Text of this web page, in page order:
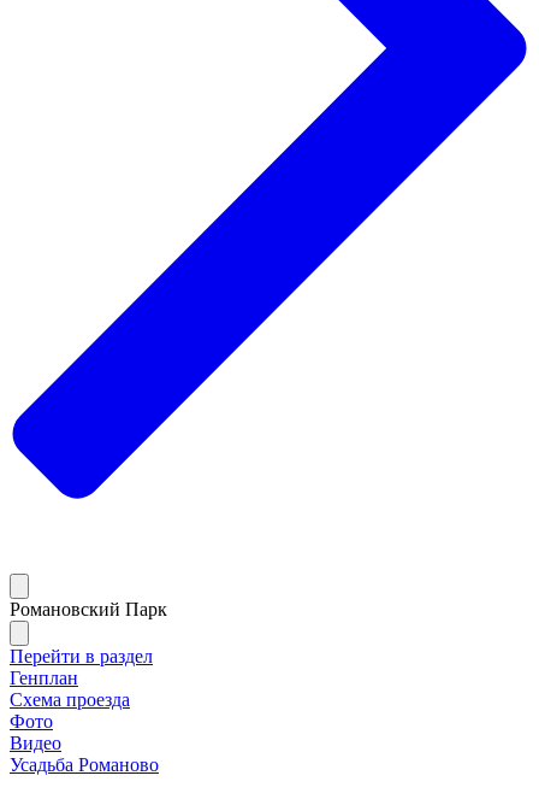
Романовский Парк
Перейти в раздел
Генплан
Схема проезда
Фото
Видео
Усадьба Романово